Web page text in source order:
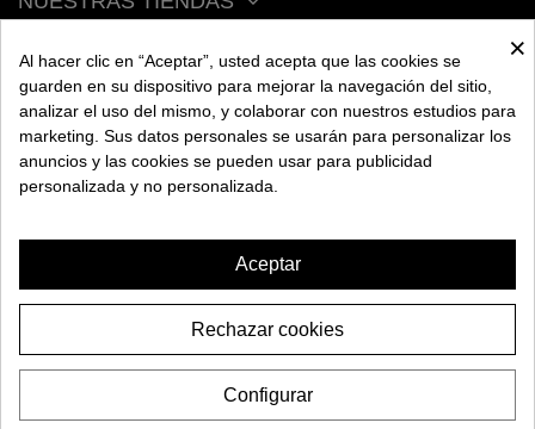
POD RECARGABLE OXVA
19,94€
ACERCA DE BENGALA
AYUDA
×
Al hacer clic en “Aceptar”, usted acepta que las cookies se
guarden en su dispositivo para mejorar la navegación del sitio,
analizar el uso del mismo, y colaborar con nuestros estudios para
marketing. Sus datos personales se usarán para personalizar los
anuncios y las cookies se pueden usar para publicidad
personalizada y no personalizada.
Aceptar
Rechazar cookies
Configurar